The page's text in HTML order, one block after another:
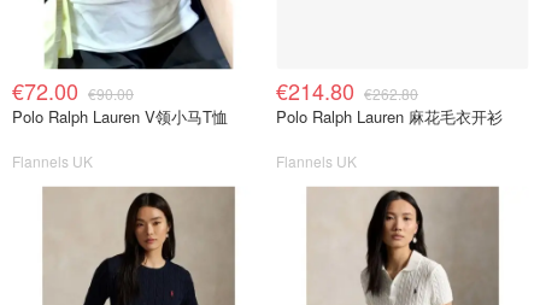
€72.00 €90.00
Polo Ralph Lauren V领小马T恤
Flannels UK
€214.80 €262.80
Polo Ralph Lauren 麻花毛衣开衫
Flannels UK